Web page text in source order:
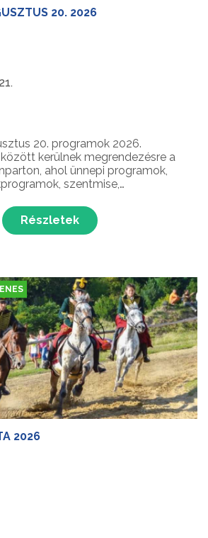
20. 2026
20. programok 2026.
kerülnek megrendezésre a
ahol ünnepi programok,
szentmise,
és Szent István király
Részletek
2026